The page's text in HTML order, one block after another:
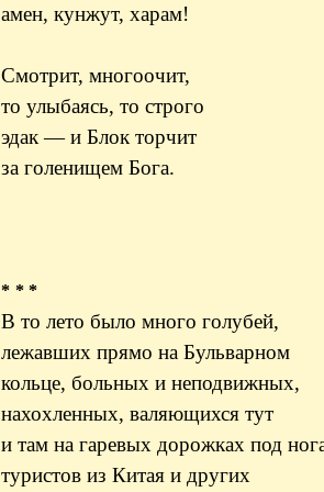
амен, кунжут, харам!
Смотрит, многоочит,
то улыбаясь, то строго
эдак — и Блок торчит
за голенищем Бога.
* * *
В то лето было много голубей,
лежавших прямо на Бульварном
кольце, больных и неподвижных,
нахохленных, валяющихся тут
и там на гаревых дорожках под
туристов из Китая и других